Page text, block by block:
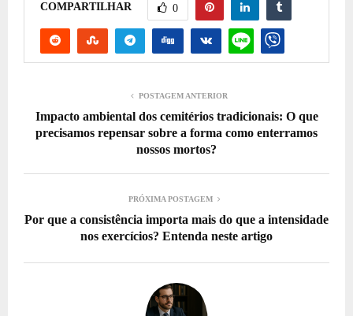
COMPARTILHAR 0
POSTAGEM ANTERIOR
Impacto ambiental dos cemitérios tradicionais: O que
precisamos repensar sobre a forma como enterramos
nossos mortos?
PRÓXIMA POSTAGEM
Por que a consistência importa mais do que a intensidade
nos exercícios? Entenda neste artigo